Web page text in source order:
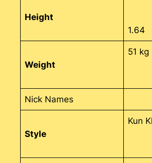
Height
1.64
Weight
51 kg
Nick Names
Style
Kun